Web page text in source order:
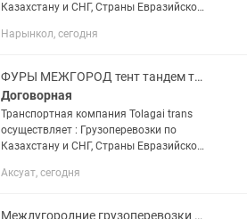
Казахстану и СНГ, Страны Евразийской
отдельной машиной от двери до двери.
Нарынкол, сегодня
ФУРЫ МЕЖГОРОД тент тандем трал реф платформа грузоперевозки 10 тонники
Договорная
Транспортная компания Tolagai trans
осуществляет : Грузоперевозки по
Казахстану и СНГ, Страны Евразийской
отдельной машиной от двери до двери.
Аксуат, сегодня
Междугородние грузоперевозки Фура трал газели 5-10 тонник газели контейнера